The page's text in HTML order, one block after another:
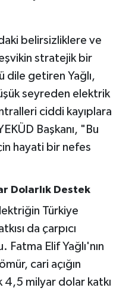
belirsizliklere ve
stratejik bir
getiren Yağlı,
seyreden elektrik
ciddi kayıplara
Başkanı, "Bu
hayati bir nefes
Dolarlık Destek
Türkiye
da çarpıcı
Elif Yağlı'nın
cari açığın
4,5 milyar dolar katkı